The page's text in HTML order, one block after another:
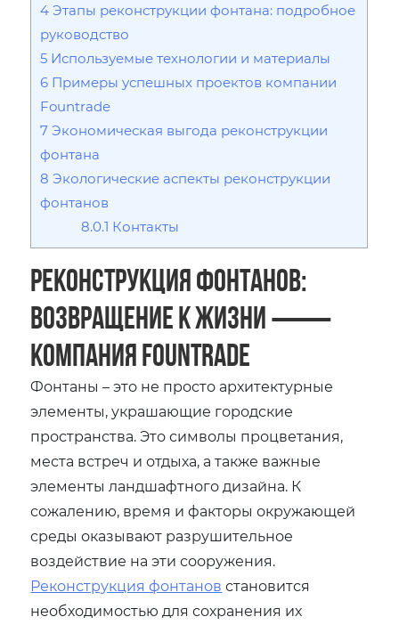
4 Этапы реконструкции фонтана: подробное
руководство
5 Используемые технологии и материалы
6 Примеры успешных проектов компании
Fountrade
7 Экономическая выгода реконструкции
фонтана
8 Экологические аспекты реконструкции
фонтанов
8.0.1 Контакты
Реконструкция фонтанов:
возвращение к жизни ⸺
компания Fountrade
Фонтаны – это не просто архитектурные
элементы, украшающие городские
пространства. Это символы процветания,
места встреч и отдыха, а также важные
элементы ландшафтного дизайна. К
сожалению, время и факторы окружающей
среды оказывают разрушительное
воздействие на эти сооружения.
Реконструкция фонтанов становится
необходимостью для сохранения их